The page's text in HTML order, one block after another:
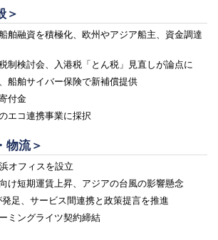
＞
舶融資を積極化、欧州やアジア船主、資金調達
制検討会、入港税「とん税」見直しが論点に
船舶サイバー保険で新補償提供
付金
エコ連携事業に採択
物流＞
オフィスを設立
け短期運賃上昇、アジアの台風の影響懸念
発足、サービス間連携と政策提言を推進
ミングライツ契約締結